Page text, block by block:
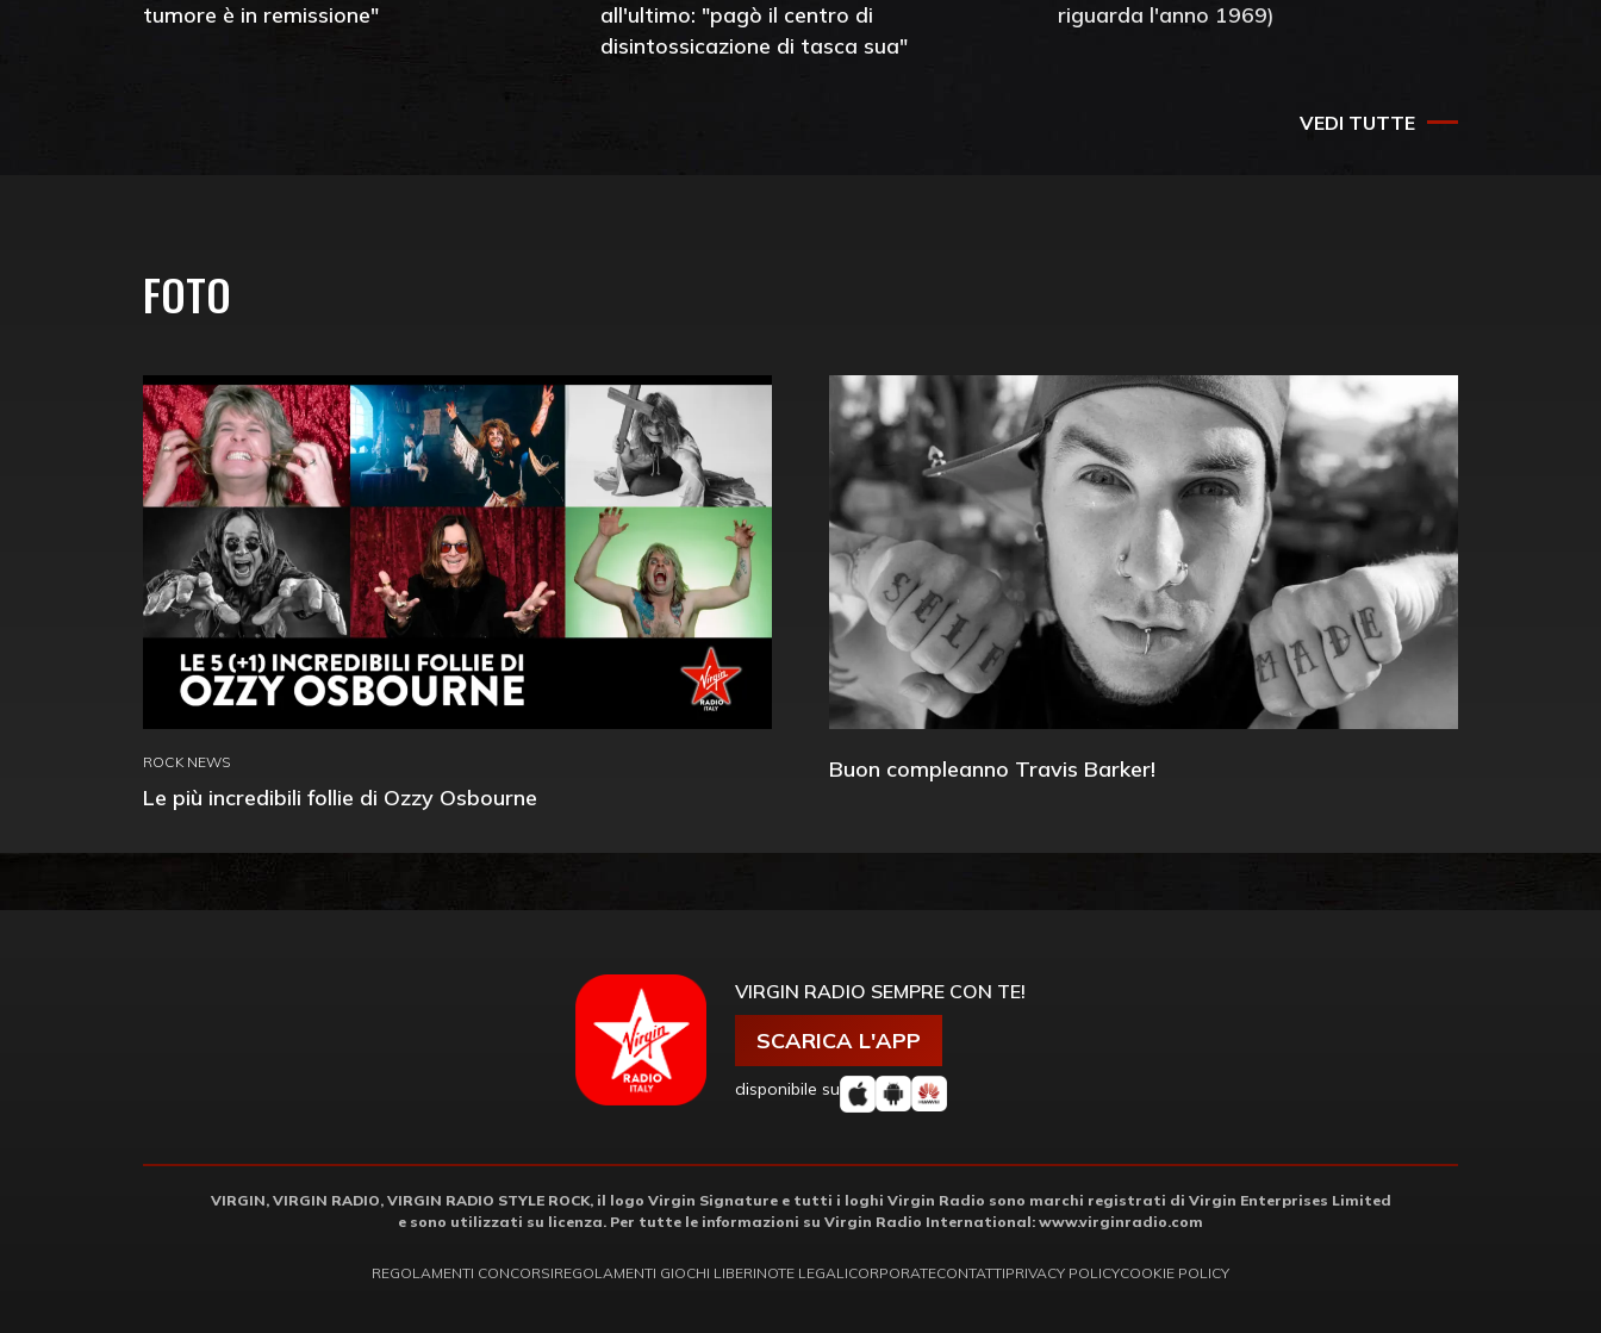
tumore è in remissione"
all'ultimo: "pagò il centro di
disintossicazione di tasca sua"
riguarda l'anno 1969)
VEDI TUTTE
FOTO
ROCK NEWS
Le più incredibili follie di Ozzy Osbourne
Buon compleanno Travis Barker!
VIRGIN RADIO SEMPRE CON TE!
SCARICA L'APP
disponibile su
VIRGIN, VIRGIN RADIO, VIRGIN RADIO STYLE ROCK, il logo Virgin Signature e tutti i loghi Virgin Radio sono marchi registrati di Virgin Enterprises Limited
e sono utilizzati su licenza. Per tutte le informazioni su Virgin Radio International: www.virginradio.com
REGOLAMENTI CONCORSIREGOLAMENTI GIOCHI LIBERINOTE LEGALICORPORATECONTATTIPRIVACY POLICYCOOKIE POLICY